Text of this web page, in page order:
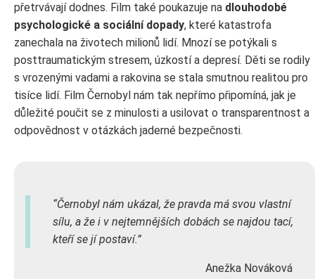
přetrvávají dodnes. Film také poukazuje na dlouhodobé
psychologické a sociální dopady, které katastrofa
zanechala na životech milionů lidí. Mnozí se potýkali s
posttraumatickým stresem, úzkostí a depresí. Děti se rodily
s vrozenými vadami a rakovina se stala smutnou realitou pro
tisíce lidí. Film Černobyl nám tak nepřímo připomíná, jak je
důležité poučit se z minulosti a usilovat o transparentnost a
odpovědnost v otázkách jaderné bezpečnosti.
Černobyl nám ukázal, že pravda má svou vlastní
sílu, a že i v nejtemnějších dobách se najdou tací,
kteří se jí postaví.
Anežka Nováková